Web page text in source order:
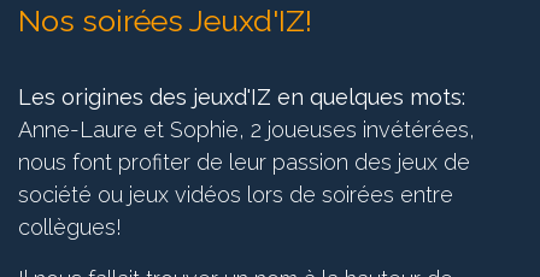
Nos soirées Jeuxd'IZ!
Les origines des jeuxd'IZ en quelques mots:
Anne-Laure et Sophie, 2 joueuses invétérées,
nous font profiter de leur passion des jeux de
société ou jeux vidéos lors de soirées entre
collègues!